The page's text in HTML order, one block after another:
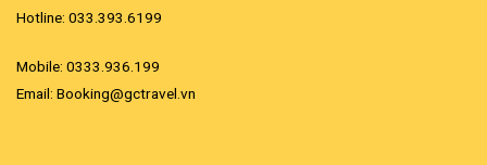
Hotline: 033.393.6199
Mobile: 0333.936.199
Email: Booking@gctravel.vn